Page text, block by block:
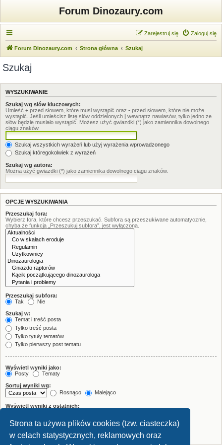
Strona ta używa plików cookies (tzw. ciasteczka)
w celach statystycznych, reklamowych oraz
Forum Dinozaury.com
Zaloguj się
Zarejestruj się
Forum Dinozaury.com Strona główna Szukaj
Szukaj
WYSZUKIWANIE
Szukaj wg słów kluczowych:
Umieść + przed słowem, które musi wystąpić oraz - przed słowem, które nie może
wystąpić. Jeśli umieścisz listę słów oddzielonych | wewnątrz nawiasów, tylko jedno ze
słów będzie musiało wystąpić. Możesz użyć gwiazdki (*) jako zamiennika dowolnego
ciągu znaków.
Szukaj wszystkich wyrażeń lub użyj wyrażenia wprowadzonego
Szukaj któregokolwiek z wyrażeń
Szukaj wg autora:
Można użyć gwiazdki (*) jako zamiennika dowolnego ciągu znaków.
OPCJE WYSZUKIWANIA
Przeszukaj fora:
Wybierz fora, które chcesz przeszukać. Subfora są przeszukiwane automatycznie,
chyba że funkcja „Przeszukuj subfora”, jest wyłączona.
Przeszukaj subfora:
Tak
Nie
Szukaj w:
Temat i treść posta
Tylko treść posta
Tylko tytuły tematów
Tylko pierwszy post tematu
Wyświetl wyniki jako:
Posty
Tematy
Sortuj wyniki wg:
Rosnąco
Malejąco
Wyświetl wyniki z ostatnich:
Wyświetl pierwsze:
znaków w poście